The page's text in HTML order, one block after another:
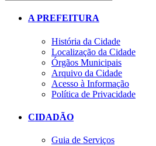
A PREFEITURA
História da Cidade
Localização da Cidade
Órgãos Municipais
Arquivo da Cidade
Acesso à Informação
Política de Privacidade
CIDADÃO
Guia de Serviços